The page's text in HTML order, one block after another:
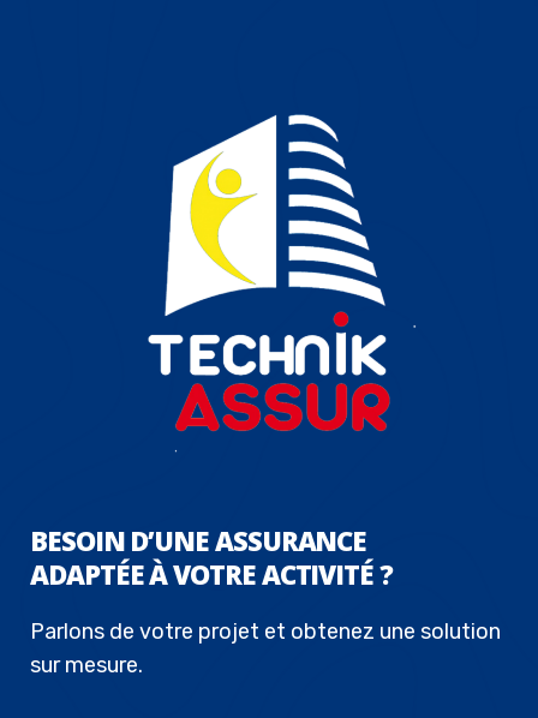
BESOIN D’UNE ASSURANCE
ADAPTÉE À VOTRE ACTIVITÉ ?
Parlons de votre projet et obtenez une solution
sur mesure.